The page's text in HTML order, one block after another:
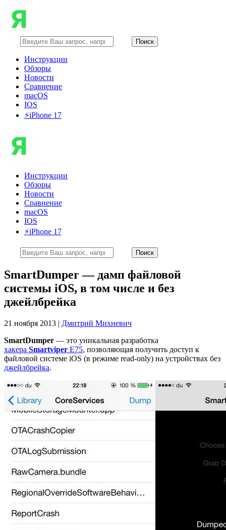
Инструкции
Обзоры
Новости
Сравнение
macOS
IOS
⚡️iPhone 17
Инструкции
Обзоры
Новости
Сравнение
macOS
IOS
⚡️iPhone 17
SmartDumper — дамп файловой
системы iOS, в том числе и без
джейлбрейка
21 ноября 2013 | Дмитрий Михневич
SmartDumper — это уникальная разработка
хакера Smartviper E75, позволяющая получить доступ к
файловой системе iOS (в режиме read-only) на устройствах без
джейлбрейка.